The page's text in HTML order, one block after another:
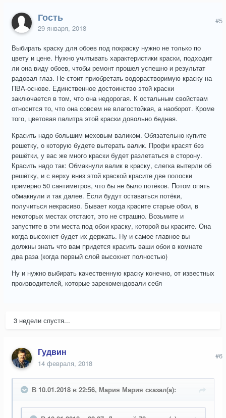
Гость
29 января, 2018
#5
Выбирать краску для обоев под покраску нужно не только по
цвету и цене. Нужно учитывать характеристики краски, подходит
ли она виду обоев, чтобы ремонт прошел успешно и результат
радовал глаз. Не стоит приобретать водорастворимую краску на
ПВА-основе. Единственное достоинство этой краски
заключается в том, что она недорогая. К остальным свойствам
относится то, что она совсем не влагостойкая, а наоборот. Кроме
того, цветовая палитра этой краски довольно бедная.
Красить надо большим меховым валиком. Обязательно купите
решетку, о которую будете вытерать валик. Профи красят без
решётки, у вас же много краски будет разлетаться в сторону.
Красить надо так: Обмакнули валик в краску, слегка вытерли об
решётку, и с верху вниз этой краской красите две полоски
примерно 50 сантиметров, что бы не было потёков. Потом опять
обмакнули и так далее. Если будут оставаться потёки,
получиться некрасиво. Бывает когда красите старые обои, в
некоторых местах отстают, это не страшно. Возьмите и
запустите в эти места под обои краску, которой вы красите. Она
когда высохнет будет их держать. Ну и самое главное вы
должны знать что вам придется красить ваши обои в комнате
два раза (когда первый слой высохнет полностью)
Ну и нужно выбирать качественную краску конечно, от известных
производителей, которые зарекомендовали себя
3 недели спустя...
Гудвин
14 февраля, 2018
#6
В 10.01.2018 в 22:56, Мария Мария сказал(а):